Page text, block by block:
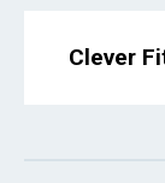
Clever